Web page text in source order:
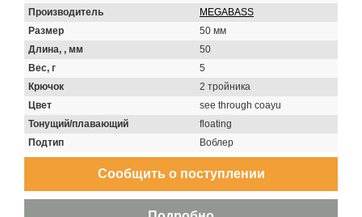
Производитель
MEGABASS
Размер
50 мм
Длина, , мм
50
Вес, г
5
Крючок
2 тройника
Цвет
see through coayu
Тонущий/плавающий
floating
Подтип
Воблер